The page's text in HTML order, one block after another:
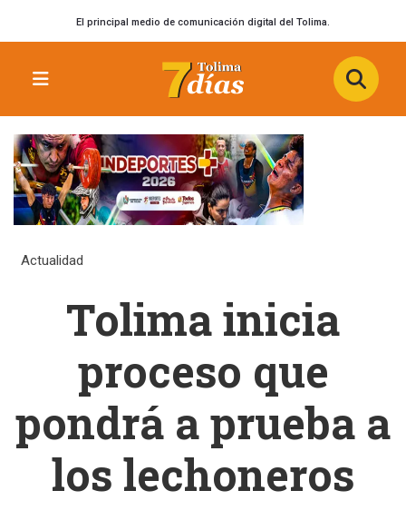
El principal medio de comunicación digital del Tolima.
Actualidad
Tolima inicia
proceso que
pondrá a prueba a
los lechoneros